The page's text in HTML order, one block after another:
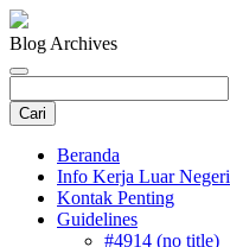
Blog Archives
Beranda
Info Kerja Luar Negeri
Kontak Penting
Guidelines
#4914 (no title)